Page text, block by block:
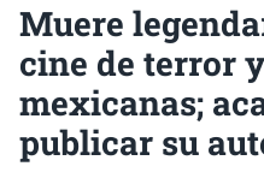
Muere
cine de terror
mexicanas;
publicar su